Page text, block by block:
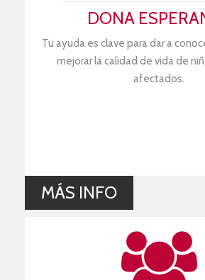
DONA
Tu ayuda es clave para dar a
mejorar la calidad de vida de
afectados.
MÁS INFO